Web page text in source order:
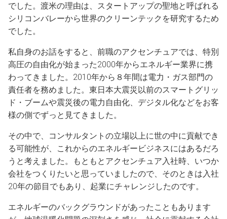
でした。渡米の理由は、スタートアップの聖地と呼ばれる
シリコンバレーから世界のクリーンテックを研究するため
でした。
私自身のお話をすると、前職のアクセンチュアでは、特別
高圧の自由化が始まった2000年からエネルギー業界に携
わってきました。2010年から８年間は電力・ガス部門の
責任者を務めました。東日本大震災以前のスマートグリッ
ド・ブームや震災後の電力自由化、デジタル化などをお客
様の側でずっと見てきました。
その中で、コンサルタントの立場以上に世の中に貢献でき
る可能性が、これからのエネルギービジネスにはあるだろ
うと考えました。もともとアクセンチュア入社時、いつか
会社をつくりたいと思っていましたので、そのときは入社
20年の節目でもあり、起業にチャレンジしたのです。
エネルギーのバックグラウンドがあったこともあります